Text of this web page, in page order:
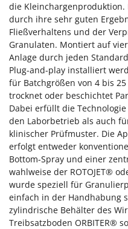
die Kleinchargenproduktion.
durch ihre sehr guten
Fließverhaltens und der
Granulaten. Montiert auf
Anlage durch jeden
Plug-and-play installiert
für Batchgrößen von 4 bis
trocknet oder beschichtet
Dabei erfüllt die
den Laborbetrieb als auch
klinischer Prüfmuster. Die
erfolgt entweder
Bottom-Spray und einer
wahlweise der ROTOJET®
wurde speziell für
einfach in der Handhabung
zylindrische Behälter des
Treibsatzboden ORBITER®